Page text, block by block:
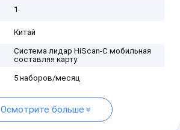
1
Китай
Система лидар HiScan-C мобильная
составляя карту
5 наборов/месяц
Осмотрите больше